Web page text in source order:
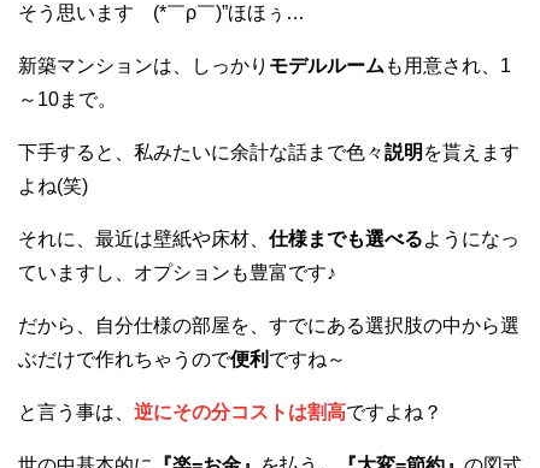
そう思います (*￣ρ￣)”ほほぅ…
新築マンションは、しっかり モデルルーム も用意され、1
～10まで。
下手すると、私みたいに余計な話まで色々説明 を貰えます
よね(笑)
それに、最近は壁紙や床材、 仕様までも選べるようになっ
ていますし、オプションも豊富です♪
だから、自分仕様の部屋を、すでにある選択肢の中から選
ぶだけで作れちゃうので便利 ですね～
と言う事は、 逆にその分コストは割高ですよね？